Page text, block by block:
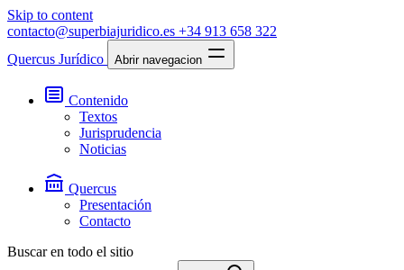
Skip to content
contacto@superbiajuridico.es +34 913 658 322
Quercus Jurídico
Abrir navegacion
Contenido
Textos
Jurisprudencia
Noticias
Quercus
Presentación
Contacto
Buscar en todo el sitio